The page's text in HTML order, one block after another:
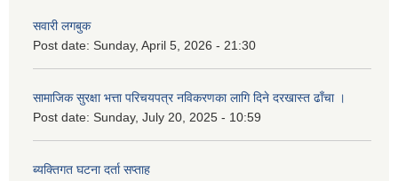
सवारी लगबुक
Post date: Sunday, April 5, 2026 - 21:30
सामाजिक सुरक्षा भत्ता परिचयपत्र नविकरणका लागि दिने दरखास्त ढाँचा ।
Post date: Sunday, July 20, 2025 - 10:59
ब्यक्तिगत घटना दर्ता सप्ताह